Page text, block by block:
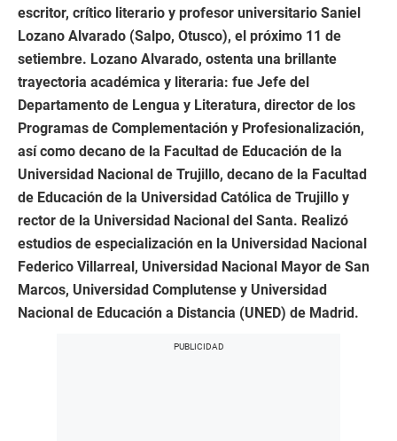
escritor, crítico literario y profesor universitario Saniel
Lozano Alvarado (Salpo, Otusco), el próximo 11 de
setiembre. Lozano Alvarado, ostenta una brillante
trayectoria académica y literaria: fue Jefe del
Departamento de Lengua y Literatura, director de los
Programas de Complementación y Profesionalización,
así como decano de la Facultad de Educación de la
Universidad Nacional de Trujillo, decano de la Facultad
de Educación de la Universidad Católica de Trujillo y
rector de la Universidad Nacional del Santa. Realizó
estudios de especialización en la Universidad Nacional
Federico Villarreal, Universidad Nacional Mayor de San
Marcos, Universidad Complutense y Universidad
Nacional de Educación a Distancia (UNED) de Madrid.